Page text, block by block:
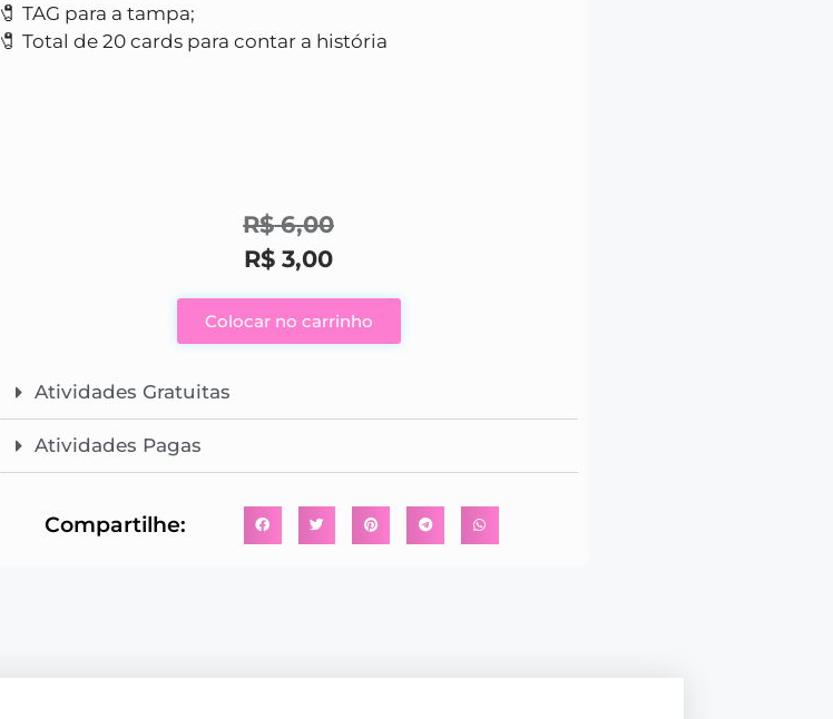
🧷 TAG para a tampa;
🧷 Total de 20 cards para contar a história
R$6,00
R$3,00
Colocar no carrinho
Atividades Gratuitas
Atividades Pagas
Compartilhe: